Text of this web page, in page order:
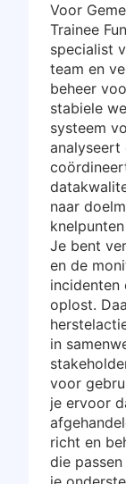
Voor
Trainee
specialist
team en
beheer
stabiele
systeem
analyseert
naar
Je bent
en de
incidenten
oplost.
in
voor
je ervoor
richt en
die